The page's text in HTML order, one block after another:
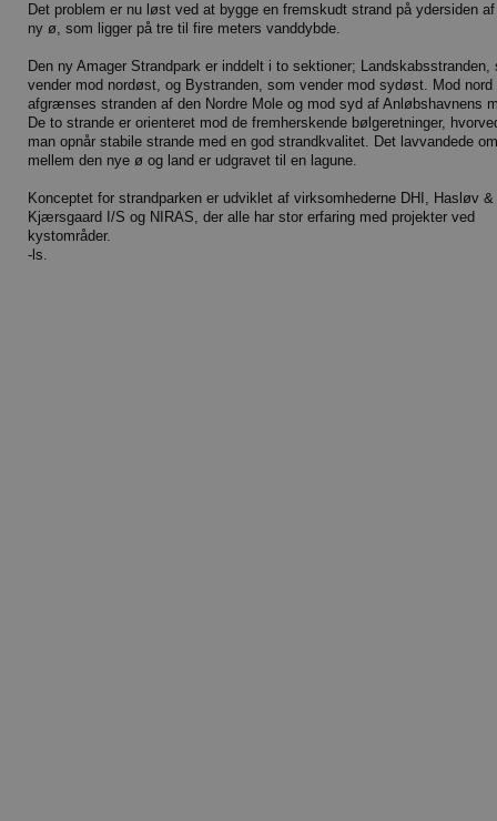
Det problem er nu løst ved at bygge en fremskudt strand på ydersiden
ny ø, som ligger på tre til fire meters vanddybde.
Den ny Amager Strandpark er inddelt i to sektioner; Landskabsstranden,
vender mod nordøst, og Bystranden, som vender mod sydøst. Mod nord
afgrænses stranden af den Nordre Mole og mod syd af Anløbshavnens
De to strande er orienteret mod de fremherskende bølgeretninger,
man opnår stabile strande med en god strandkvalitet. Det lavvandede
mellem den nye ø og land er udgravet til en lagune.
Konceptet for strandparken er udviklet af virksomhederne DHI, Hasløv &
Kjærsgaard I/S og NIRAS, der alle har stor erfaring med projekter ved
kystområder.
-ls.